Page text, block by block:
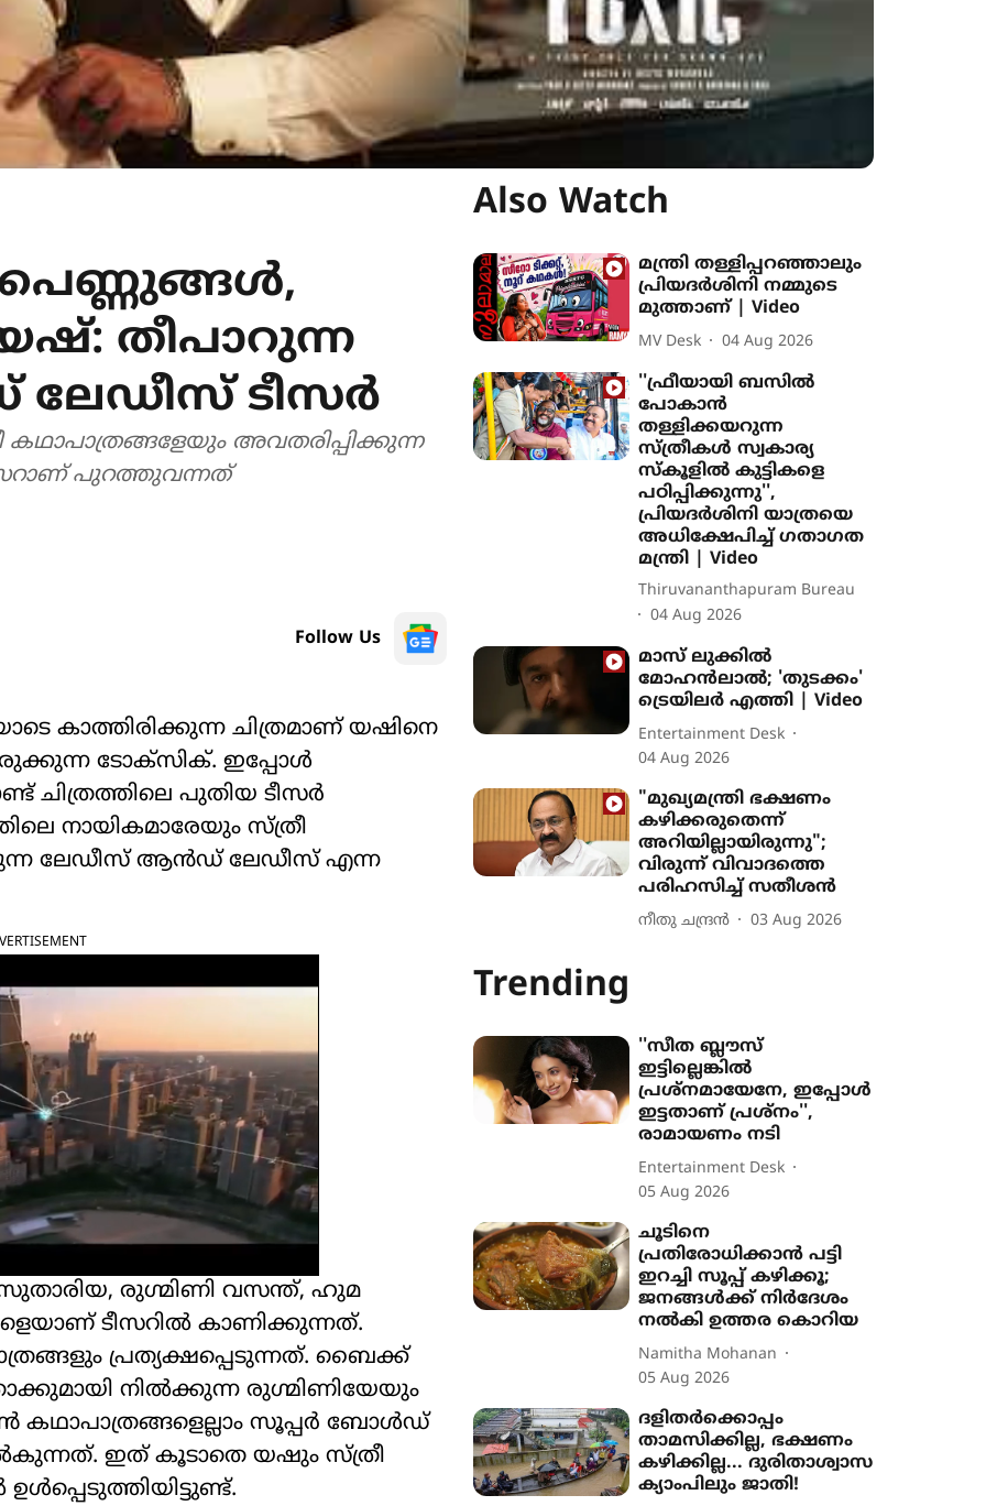
യഷ്: തീപാറുന്ന
ടീസർ
കഥാപാത്രങ്ങളേയും അവതരിപ്പിക്കുന്ന
പുറത്തുവന്നത്
Follow Us
കാത്തിരിക്കുന്ന ചിത്രമാണ് യഷിനെ
ടോക്സിക്. ഇപ്പോൾ
ചിത്രത്തിലെ പുതിയ ടീസർ
നായികമാരേയും സ്ത്രീ
ലേഡീസ് ആൻഡ് ലേഡീസ് എന്ന
രുഗ്മിണി വസന്ത്, ഹുമ
ടീസറിൽ കാണിക്കുന്നത്.
പ്രത്യക്ഷപ്പെടുന്നത്. ബൈക്ക്
നിൽക്കുന്ന രുഗ്മിണിയേയും
കഥാപാത്രങ്ങളെല്ലാം സൂപ്പർ ബോൾഡ്
ഇത് കൂടാതെ യഷും സ്ത്രീ
Also Watch
മന്ത്രി തള്ളിപ്പറഞ്ഞാലും
പ്രിയദർശിനി നമ്മുടെ
മുത്താണ് | Video
MV Desk 04 Aug 2026
''ഫ്രീയായി ബസിൽ
പോകാൻ
തള്ളിക്കയറുന്ന
സ്ത്രീകൾ സ്വകാര്യ
സ്കൂളിൽ കുട്ടികളെ
പഠിപ്പിക്കുന്നു'',
പ്രിയദർശിനി യാത്രയെ
അധിക്ഷേപിച്ച് ഗതാഗത
മന്ത്രി | Video
Thiruvananthapuram Bureau
04 Aug 2026
മാസ് ലുക്കിൽ
മോഹൻലാൽ; 'തുടക്കം'
ട്രെയിലർ എത്തി | Video
Entertainment Desk
04 Aug 2026
"മുഖ്യമന്ത്രി ഭക്ഷണം
കഴിക്കരുതെന്ന്
അറിയില്ലായിരുന്നു";
വിരുന്ന് വിവാദത്തെ
പരിഹസിച്ച് സതീശൻ
നീതു ചന്ദ്രൻ 03 Aug 2026
Trending
''സീത ബ്ലൗസ്
ഇട്ടില്ലെങ്കിൽ
പ്രശ്നമായേനേ, ഇപ്പോൾ
ഇട്ടതാണ് പ്രശ്നം'',
രാമായണം നടി
Entertainment Desk
05 Aug 2026
ചൂടിനെ
പ്രതിരോധിക്കാൻ പട്ടി
ഇറച്ചി സൂപ്പ് കഴിക്കൂ;
ജനങ്ങൾക്ക് നിർദേശം
നൽകി ഉത്തര കൊറിയ
Namitha Mohanan
05 Aug 2026
ദളിതർക്കൊപ്പം
താമസിക്കില്ല, ഭക്ഷണം
കഴിക്കില്ല... ദുരിതാശ്വാസ
ക്യാംപിലും ജാതി!